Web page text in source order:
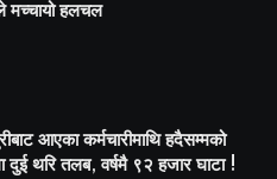
मच्चायो हलचल
आएका कर्मचारीमाथि हदैसम्मको
दुई थरि तलब, वर्षमै ९२ हजार घाटा !